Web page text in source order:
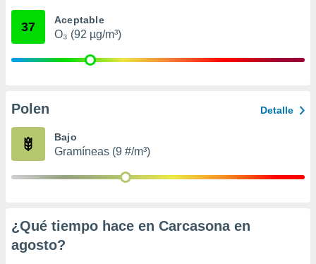
mediante
publicidad
de
37 Aceptable
O₃ (92 µg/m³)
Polen Detalle
Bajo
Gramíneas (9 #/m³)
¿Qué tiempo hace en Carcasona en
agosto?